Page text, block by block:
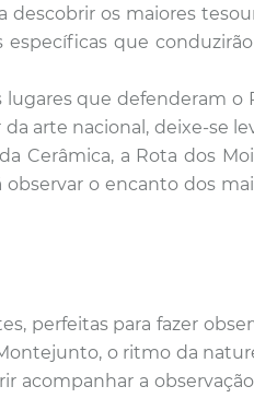
descobrir os maiores
específicas que
que defenderam o
arte nacional, deixe-se
Cerâmica, a Rota dos
o encanto dos
perfeitas para fazer
o ritmo da
acompanhar a